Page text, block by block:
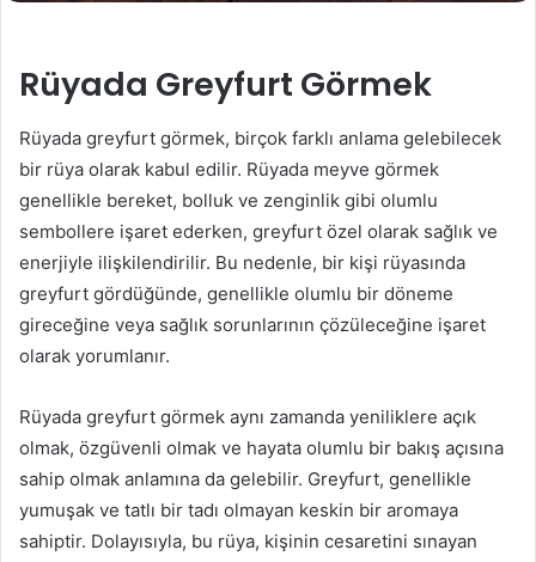
Rüyada Greyfurt Görmek
Rüyada greyfurt görmek, birçok farklı anlama gelebilecek
bir rüya olarak kabul edilir. Rüyada meyve görmek
genellikle bereket, bolluk ve zenginlik gibi olumlu
sembollere işaret ederken, greyfurt özel olarak sağlık ve
enerjiyle ilişkilendirilir. Bu nedenle, bir kişi rüyasında
greyfurt gördüğünde, genellikle olumlu bir döneme
gireceğine veya sağlık sorunlarının çözüleceğine işaret
olarak yorumlanır.
Rüyada greyfurt görmek aynı zamanda yeniliklere açık
olmak, özgüvenli olmak ve hayata olumlu bir bakış açısına
sahip olmak anlamına da gelebilir. Greyfurt, genellikle
yumuşak ve tatlı bir tadı olmayan keskin bir aromaya
sahiptir. Dolayısıyla, bu rüya, kişinin cesaretini sınayan